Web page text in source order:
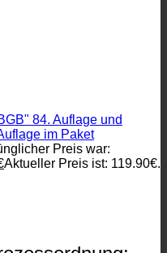
84. Auflage und
im Paket
Preis war:
Aktueller Preis ist: 119.90€.